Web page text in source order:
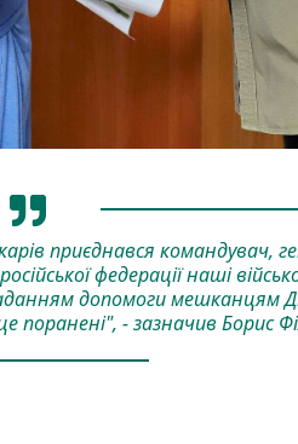
приєднався командувач,
федерації наші
допомоги мешканцям
поранені", - зазначив Борис